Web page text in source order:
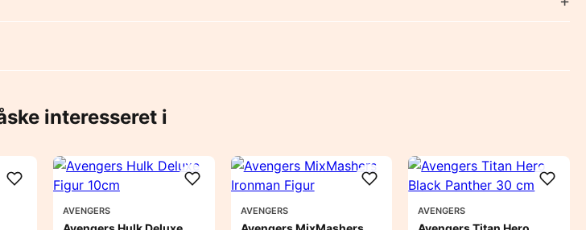
interesseret i
AVENGERS AVENGERS AVENGERS